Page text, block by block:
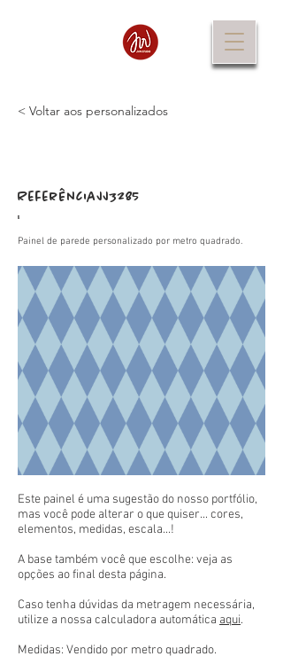
< Voltar aos personalizados
Referência
:
JJ3285
Painel de parede personalizado por metro quadrado.
Este painel é uma sugestão do nosso portfólio,
mas você pode alterar o que quiser... cores,
elementos, medidas, escala...!
A base também você que escolhe: veja as
opções ao final desta página.
Caso tenha dúvidas da metragem necessária,
utilize a nossa calculadora automática aqui.
Medidas: Vendido por metro quadrado.